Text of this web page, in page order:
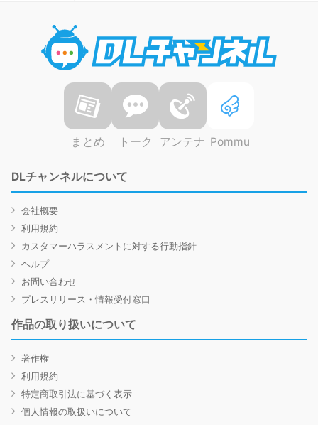
まとめ トーク アンテナ Pommu
DLチャンネルについて
会社概要
利用規約
カスタマーハラスメントに対する行動指針
ヘルプ
お問い合わせ
プレスリリース・情報受付窓口
作品の取り扱いについて
著作権
利用規約
特定商取引法に基づく表示
個人情報の取扱いについて